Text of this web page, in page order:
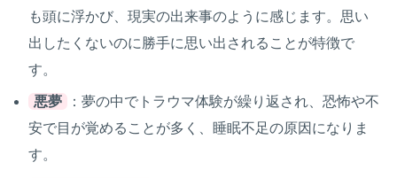
も頭に浮かび、現実の出来事のように感じます。思い
出したくないのに勝手に思い出されることが特徴で
す。
悪夢
：夢の中でトラウマ体験が繰り返され、恐怖や不
安で目が覚めることが多く、睡眠不足の原因になりま
す。